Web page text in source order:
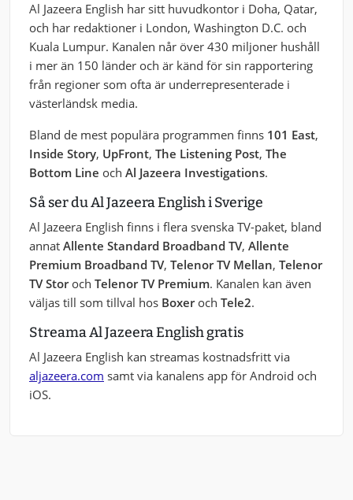
Al Jazeera English har sitt huvudkontor i Doha, Qatar,
och har redaktioner i London, Washington D.C. och
Kuala Lumpur. Kanalen når över 430 miljoner hushåll
i mer än 150 länder och är känd för sin rapportering
från regioner som ofta är underrepresenterade i
västerländsk media.
Bland de mest populära programmen finns 101 East,
Inside Story, UpFront, The Listening Post, The
Bottom Line och Al Jazeera Investigations.
Så ser du Al Jazeera English i Sverige
Al Jazeera English finns i flera svenska TV-paket, bland
annat Allente Standard Broadband TV, Allente
Premium Broadband TV, Telenor TV Mellan, Telenor
TV Storoch Telenor TV Premium. Kanalen kan även
väljas till som tillval hos Boxeroch Tele2.
Streama Al Jazeera English gratis
Al Jazeera English kan streamas kostnadsfritt via
aljazeera.com samt via kanalens app för Android och
iOS.